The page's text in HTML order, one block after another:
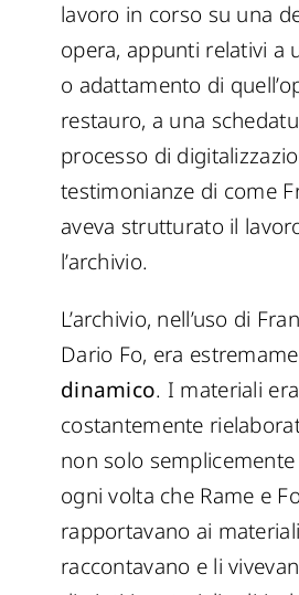
lavoro in corso su una
opera, appunti relativi a
o adattamento di
restauro, a una
processo di
testimonianze di come
aveva strutturato il
l’archivio.
L’archivio, nell’uso di
Dario Fo, era
dinamico. I materiali
costantemente
non solo
ogni volta che Rame e
rapportavano ai
raccontavano e li